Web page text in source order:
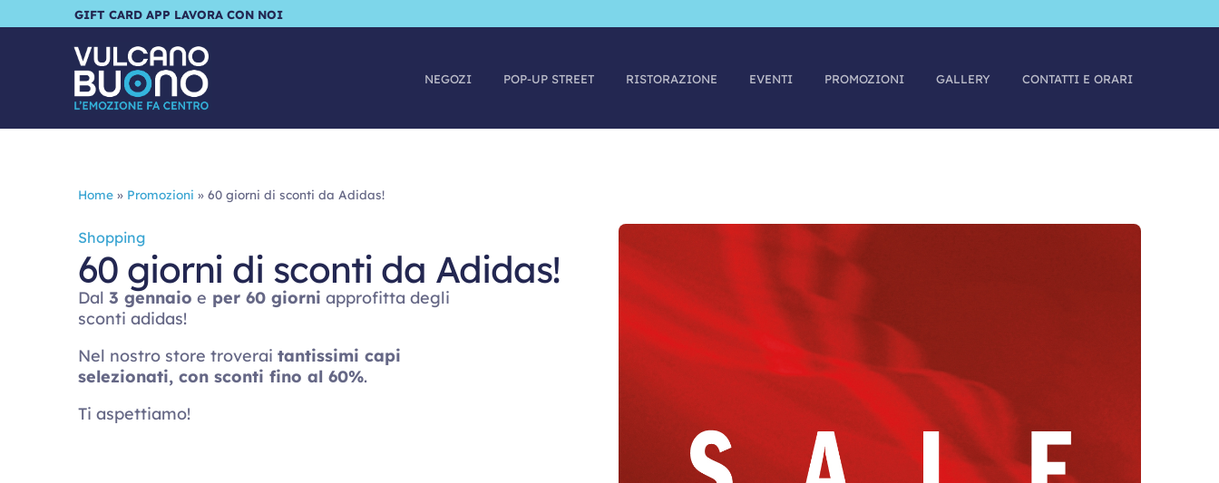
GIFT CARD APP LAVORA CON NOI
NEGOZI POP-UP STREET RISTORAZIONE EVENTI PROMOZIONI GALLERY CONTATTI E ORARI
Home » Promozioni »60 giorni di sconti da Adidas!
Shopping
60 giorni di sconti da Adidas!
Dal3 gennaio e per 60 giorni approfitta degli
scontiadidas!
Nel nostro store troveraitantissimi capi
selezionati, con sconti fino al 60%.
Ti aspettiamo!